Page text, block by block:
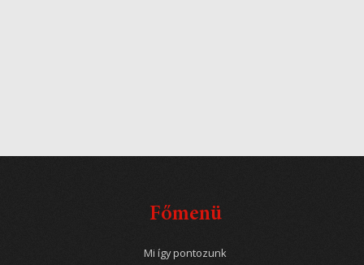
Főmenü
Mi így pontozunk